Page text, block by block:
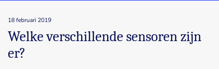
18 februari 2019
Welke verschillende sensoren zijn
er?